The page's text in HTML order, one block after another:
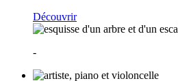
Découvrir
-